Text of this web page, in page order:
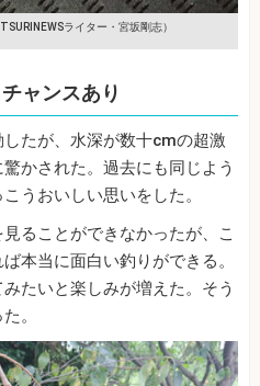
ライター・宮坂剛志）
ャンスあり
たが、水深が数十cmの超激
かされた。過去にも同じよう
うおいしい思いをした。
ることができなかったが、こ
本当に面白い釣りができる。
たいと楽しみが増えた。そう
。